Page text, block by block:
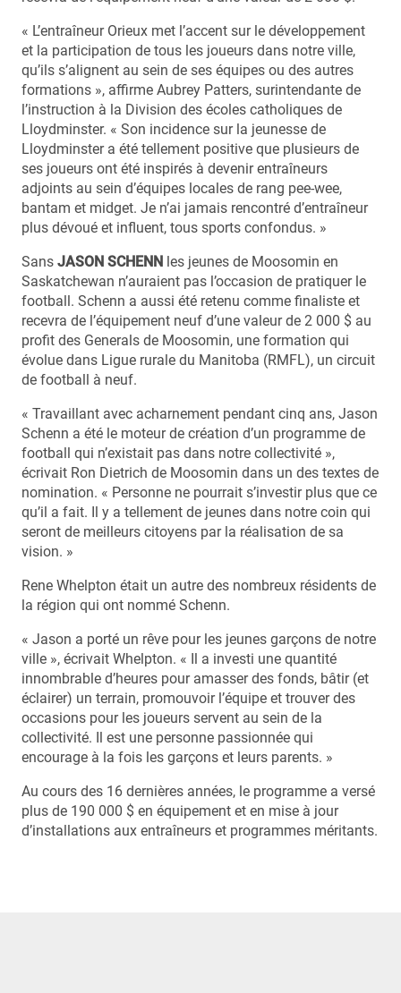
« L’entraîneur Orieux met l’accent sur le développement
et la participation de tous les joueurs dans notre ville,
qu’ils s’alignent au sein de ses équipes ou des autres
formations », affirme Aubrey Patters, surintendante de
l’instruction à la Division des écoles catholiques de
Lloydminster. « Son incidence sur la jeunesse de
Lloydminster a été tellement positive que plusieurs de
ses joueurs ont été inspirés à devenir entraîneurs
adjoints au sein d’équipes locales de rang pee-wee,
bantam et midget. Je n’ai jamais rencontré d’entraîneur
plus dévoué et influent, tous sports confondus. »
Sans JASON SCHENN les jeunes de Moosomin en
Saskatchewan n’auraient pas l’occasion de pratiquer le
football. Schenn a aussi été retenu comme finaliste et
recevra de l’équipement neuf d’une valeur de 2 000 $ au
profit des Generals de Moosomin, une formation qui
évolue dans Ligue rurale du Manitoba (RMFL), un circuit
de football à neuf.
« Travaillant avec acharnement pendant cinq ans, Jason
Schenn a été le moteur de création d’un programme de
football qui n’existait pas dans notre collectivité »,
écrivait Ron Dietrich de Moosomin dans un des textes de
nomination. « Personne ne pourrait s’investir plus que ce
qu’il a fait. Il y a tellement de jeunes dans notre coin qui
seront de meilleurs citoyens par la réalisation de sa
vision. »
Rene Whelpton était un autre des nombreux résidents de
la région qui ont nommé Schenn.
« Jason a porté un rêve pour les jeunes garçons de notre
ville », écrivait Whelpton. « Il a investi une quantité
innombrable d’heures pour amasser des fonds, bâtir (et
éclairer) un terrain, promouvoir l’équipe et trouver des
occasions pour les joueurs servent au sein de la
collectivité. Il est une personne passionnée qui
encourage à la fois les garçons et leurs parents. »
Au cours des 16 dernières années, le programme a versé
plus de 190 000 $ en équipement et en mise à jour
d’installations aux entraîneurs et programmes méritants.